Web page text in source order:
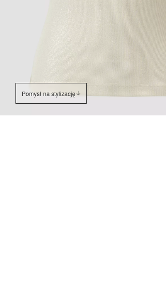
Pomysł na stylizację